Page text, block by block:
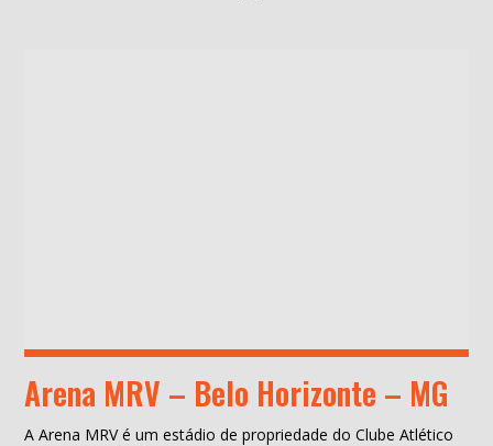
Arena MRV – Belo Horizonte – MG
A Arena MRV é um estádio de propriedade do Clube Atlético